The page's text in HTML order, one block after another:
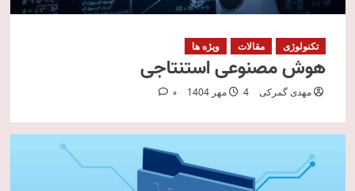
تکنولوژی مقالات ویژه ها
هوش مصنوعی استنتاجی
مهدی گمرکی 4 مهر 1404 0